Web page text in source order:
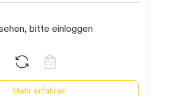
bitte einloggen
Mehr erfahren